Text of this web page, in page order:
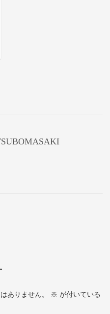
ありません。 ※ が付いている